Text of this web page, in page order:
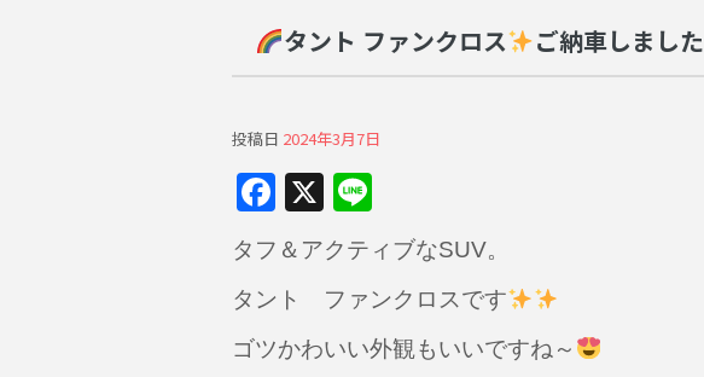
タント ファンクロス ご納車しました
投稿日 2024年3月7日
F
a
c
e
b
X
n
e
タフ＆アクティブなSUV。
タント ファンクロスです
ゴツかわいい外観もいいですね～